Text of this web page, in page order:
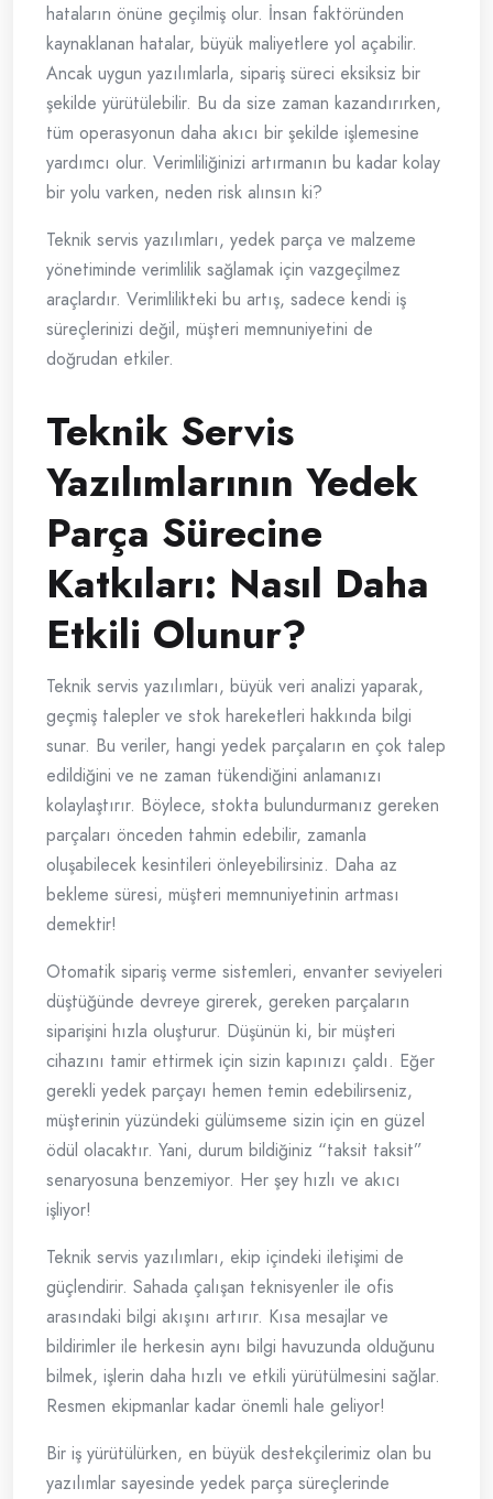
hataların önüne geçilmiş olur. İnsan faktöründen
kaynaklanan hatalar, büyük maliyetlere yol açabilir.
Ancak uygun yazılımlarla, sipariş süreci eksiksiz bir
şekilde yürütülebilir. Bu da size zaman kazandırırken,
tüm operasyonun daha akıcı bir şekilde işlemesine
yardımcı olur. Verimliliğinizi artırmanın bu kadar kolay
bir yolu varken, neden risk alınsın ki?
Teknik servis yazılımları, yedek parça ve malzeme
yönetiminde verimlilik sağlamak için vazgeçilmez
araçlardır. Verimlilikteki bu artış, sadece kendi iş
süreçlerinizi değil, müşteri memnuniyetini de
doğrudan etkiler.
Teknik Servis
Yazılımlarının Yedek
Parça Sürecine
Katkıları: Nasıl Daha
Etkili Olunur?
Teknik servis yazılımları, büyük veri analizi yaparak,
geçmiş talepler ve stok hareketleri hakkında bilgi
sunar. Bu veriler, hangi yedek parçaların en çok talep
edildiğini ve ne zaman tükendiğini anlamanızı
kolaylaştırır. Böylece, stokta bulundurmanız gereken
parçaları önceden tahmin edebilir, zamanla
oluşabilecek kesintileri önleyebilirsiniz. Daha az
bekleme süresi, müşteri memnuniyetinin artması
demektir!
Otomatik sipariş verme sistemleri, envanter seviyeleri
düştüğünde devreye girerek, gereken parçaların
siparişini hızla oluşturur. Düşünün ki, bir müşteri
cihazını tamir ettirmek için sizin kapınızı çaldı. Eğer
gerekli yedek parçayı hemen temin edebilirseniz,
müşterinin yüzündeki gülümseme sizin için en güzel
ödül olacaktır. Yani, durum bildiğiniz “taksit taksit”
senaryosuna benzemiyor. Her şey hızlı ve akıcı
işliyor!
Teknik servis yazılımları, ekip içindeki iletişimi de
güçlendirir. Sahada çalışan teknisyenler ile ofis
arasındaki bilgi akışını artırır. Kısa mesajlar ve
bildirimler ile herkesin aynı bilgi havuzunda olduğunu
bilmek, işlerin daha hızlı ve etkili yürütülmesini sağlar.
Resmen ekipmanlar kadar önemli hale geliyor!
Bir iş yürütülürken, en büyük destekçilerimiz olan bu
yazılımlar sayesinde yedek parça süreçlerinde